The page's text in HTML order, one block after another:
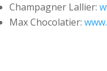
Champagner Lallier:
Max Chocolatier: